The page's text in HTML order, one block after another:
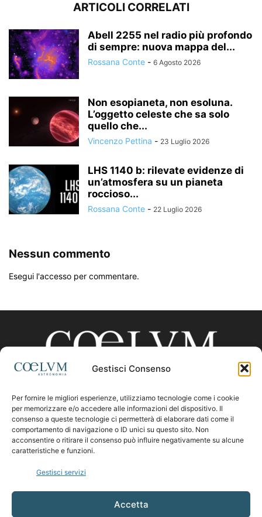
Gestisci Consenso
Per fornire le migliori esperienze, utilizziamo tecnologie come i cookie
per memorizzare e/o accedere alle informazioni del dispositivo. Il
consenso a queste tecnologie ci permetterà di elaborare dati come il
comportamento di navigazione o ID unici su questo sito. Non
acconsentire o ritirare il consenso può influire negativamente su alcune
caratteristiche e funzioni.
Gestisci servizi
Accetta
ARTICOLI CORRELATI
Abell 2255 nel radio più profondo
di sempre: nuova mappa del...
Rossana Conte - 6 Agosto 2026
Non esopianeta, non esoluna.
L’oggetto celeste che sa solo
quello che...
Vincenzo Pettina - 23 Luglio 2026
LHS 1140 b: rilevate evidenze di
un’atmosfera su un pianeta
roccioso...
Rossana Conte - 22 Luglio 2026
Nessun commento
Esegui l'accesso per commentare.
CHI SIAMO
Contattaci:coelumastro@coelum.com